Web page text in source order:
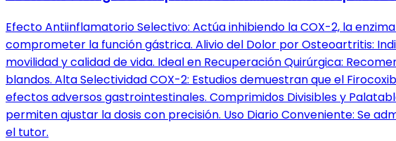
Efecto Antiinflamatorio Selectivo: Actúa inhibiendo la COX-2, la
comprometer la función gástrica. Alivio del Dolor por Osteoartritis:
movilidad y calidad de vida. Ideal en Recuperación Quirúrgica:
blandos. Alta Selectividad COX-2: Estudios demuestran que el
efectos adversos gastrointestinales. Comprimidos Divisibles y
permiten ajustar la dosis con precisión. Uso Diario Conveniente: Se
el tutor.